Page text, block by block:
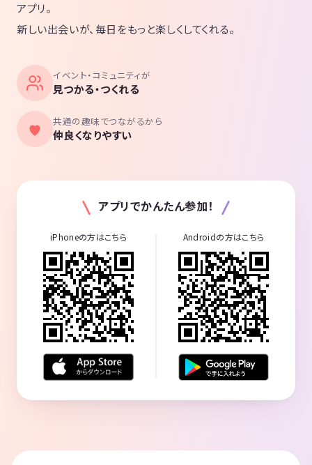
アプリ。
新しい出会いが、毎日をもっと楽しくしてくれる。
イベント・コミュニティが
見つかる・つくれる
共通の趣味でつながるから
仲良くなりやすい
アプリでかんたん参加！
iPhoneの方はこちら Androidの方はこちら